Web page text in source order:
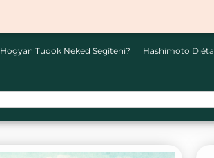
Hogyan Tudok Neked Segíteni? Hashimoto Diéta